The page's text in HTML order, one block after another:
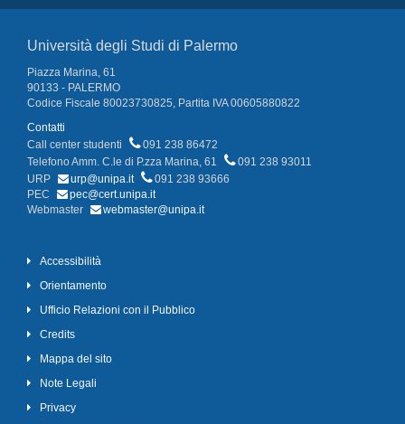
Università degli Studi di Palermo
Piazza Marina, 61
90133 - PALERMO
Codice Fiscale 80023730825, Partita IVA 00605880822
Contatti
Call center studenti
091 238 86472
Telefono Amm. C.le di P.zza Marina, 61
091 238 93011
URP
urp@unipa.it
091 238 93666
PEC
pec@cert.unipa.it
Webmaster
webmaster@unipa.it
Accessibilità
Orientamento
Ufficio Relazioni con il Pubblico
Credits
Mappa del sito
Note Legali
Privacy